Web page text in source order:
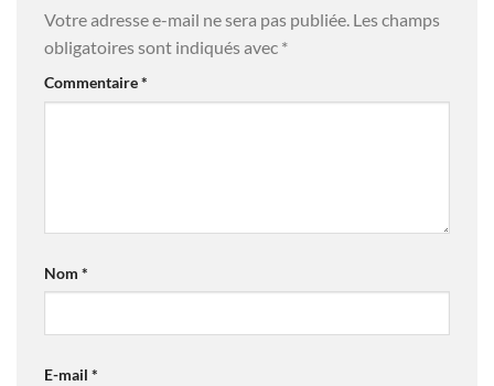
Votre adresse e-mail ne sera pas publiée. Les champs
obligatoires sont indiqués avec *
Commentaire*
Nom *
E-mail *